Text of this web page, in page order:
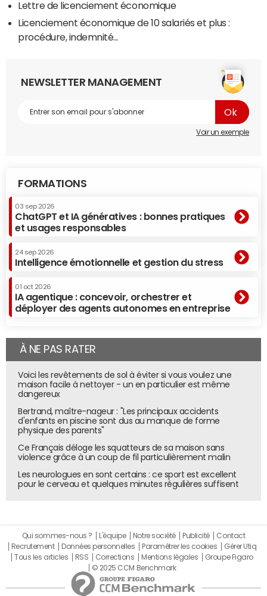
Lettre de licenciement économique
Licenciement économique de 10 salariés et plus :
procédure, indemnité...
NEWSLETTER MANAGEMENT
Voir un exemple
FORMATIONS
03 sep 2026
ChatGPT et IA génératives : bonnes pratiques
et usages responsables
24 sep 2026
Intelligence émotionnelle et gestion du stress
01 oct 2026
IA agentique : concevoir, orchestrer et
déployer des agents autonomes en entreprise
À NE PAS RATER
Voici les revêtements de sol à éviter si vous voulez une
maison facile à nettoyer - un en particulier est même
dangereux
Bertrand, maître-nageur : "Les principaux accidents
d'enfants en piscine sont dus au manque de forme
physique des parents"
Ce Français déloge les squatteurs de sa maison sans
violence grâce à un coup de fil particulièrement malin
Les neurologues en sont certains : ce sport est excellent
pour le cerveau et quelques minutes régulières suffisent
Qui sommes-nous ? L'équipe Notre société Publicité
Contact
Recrutement
Données personnelles Paramétrer les cookies
Gérer Utiq
Tous les articles
RSS Corrections Mentions légales
Groupe Figaro
© 2025 CCM Benchmark